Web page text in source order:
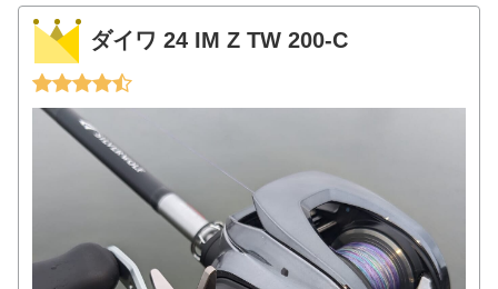
ダイワ 24 IM Z TW 200-C